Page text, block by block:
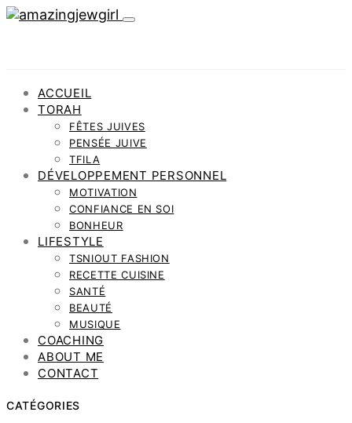
ACCUEIL
TORAH
FÊTES JUIVES
PENSÉE JUIVE
TFILA
DÉVELOPPEMENT PERSONNEL
MOTIVATION
CONFIANCE EN SOI
BONHEUR
LIFESTYLE
TSNIOUT FASHION
RECETTE CUISINE
SANTÉ
BEAUTÉ
MUSIQUE
COACHING
ABOUT ME
CONTACT
CATÉGORIES